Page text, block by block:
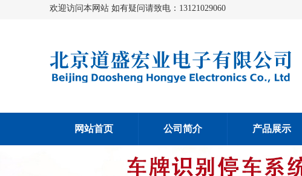
欢迎访问本网站 如有疑问请致电：13121029060
网站首页 公司简介 产品展示